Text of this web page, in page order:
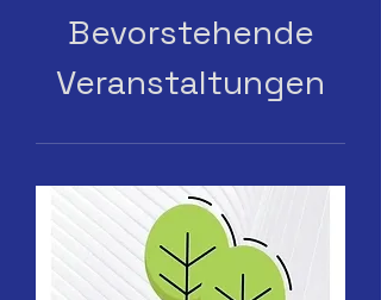
Bevorstehende
Veranstaltungen